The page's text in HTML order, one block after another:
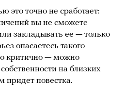
это точно не сработает:
вы не сможете
закладывать ее — только
опасаетесь такого
критично — можно
на близких
придет повестка.